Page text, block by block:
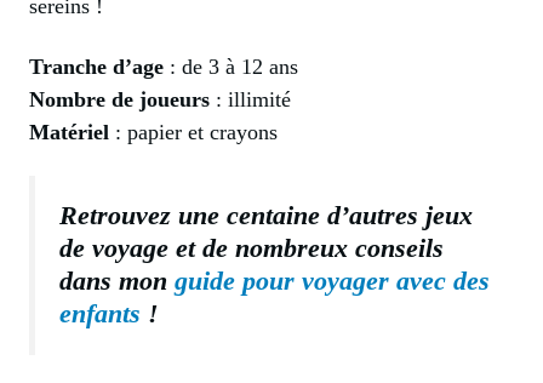
sereins !
Tranche d’age : de 3 à 12 ans
Nombre de joueurs : illimité
Matériel : papier et crayons
Retrouvez une centaine d’autres jeux
de voyage et de nombreux conseils
dans mon guide pour voyager avec des
enfants !